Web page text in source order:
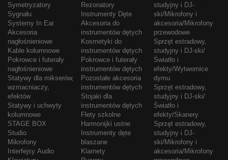
Symetryzatory
Sygnału
Systemy In Ear
Akcesoria
nagłośnieniowe
Kable kolumnowe
Pokrowce i futerały
nagłośnieniowe
Statywy dla mikserów,
wzmacniaczy,
efektów
Statywy i uchwyty
kolumnowe
STAGE BOX
Studio
Mikrofony
Interfejsy Audio
Rezonatory
Instrumenty Dęte
Akcesoria do
instrumentów dętych
Kosmetyki do
instrumentów dętych
Pokrowce i futerały
instrumentów dętych
Pozostałe akcesoria
instrumentów dętych
Stojaki dla
instrumentów dętych
Flety szkolne
Harmonijki ustne
Instrumenty dęte
blaszane
Klarnety
studyjny i DJ-
ski/Mikrofony i
akcesoria/Mikrofony
przewodowe
Sprzęt estradowy,
studyjny i DJ-ski/
Światło i
efekty/Wytwornice
dymu
Sprzęt estradowy,
studyjny i DJ-ski/
Światło i
efekty/Skanery
Sprzęt estradowy,
studyjny i DJ-
ski/Mikrofony i
akcesoria/Mikrofony